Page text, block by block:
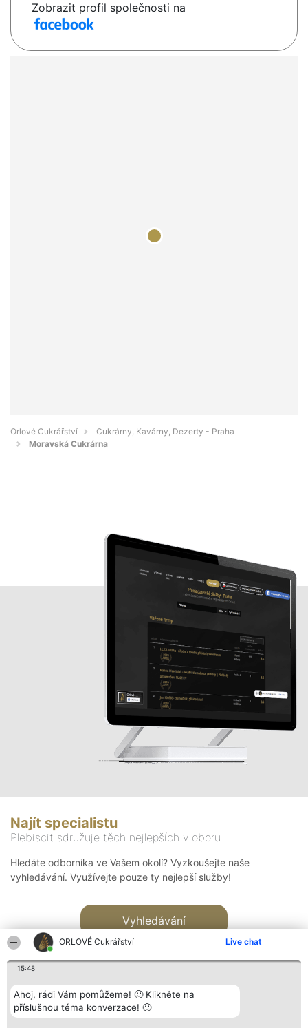
ORLOVÉ Cukrářství Live chat
15:48
Ahoj, rádi Vám pomůžeme! 🙂 Klikněte na
příslušnou téma konverzace! 🙂
Zobrazit profil společnosti na
Orlové Cukrářství
Cukrárny, Kavárny, Dezerty - Praha
Moravská Cukrárna
Najít specialistu
Plebiscit sdružuje těch nejlepších v oboru
Hledáte odborníka ve Vašem okolí? Vyzkoušejte naše
vyhledávání. Využívejte pouze ty nejlepší služby!
Vyhledávání